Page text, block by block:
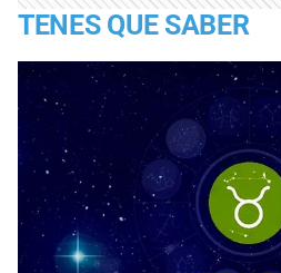
TENES QUE SABER